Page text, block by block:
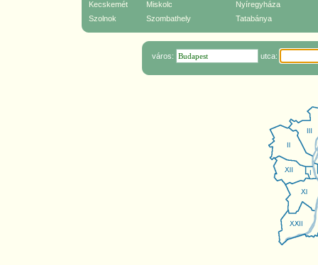
Kecskemét
Miskolc
Nyíregyháza
Szolnok
Szombathely Tatabánya
város: utca: